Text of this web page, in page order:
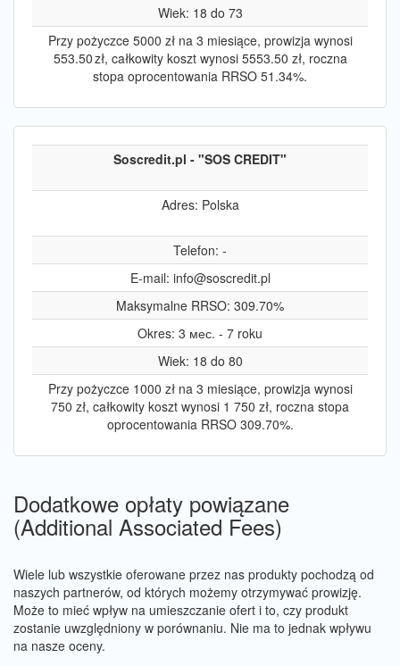
Wiek: 18 do 73
Przy pożyczce 5000 zł na 3 miesiące, prowizja wynosi
553.50 zł, całkowity koszt wynosi 5553.50 zł, roczna
stopa oprocentowania RRSO 51.34%.
Soscredit.pl - "SOS CREDIT"
Adres: Polska
Telefon: -
E-mail: info@soscredit.pl
Maksymalne RRSO: 309.70%
Okres: 3 мес. - 7 roku
Wiek: 18 do 80
Przy pożyczce 1000 zł na 3 miesiące, prowizja wynosi
750 zł, całkowity koszt wynosi 1 750 zł, roczna stopa
oprocentowania RRSO 309.70%.
Dodatkowe opłaty powiązane
(Additional Associated Fees)
Wiele lub wszystkie oferowane przez nas produkty pochodzą od
naszych partnerów, od których możemy otrzymywać prowizję.
Może to mieć wpływ na umieszczanie ofert i to, czy produkt
zostanie uwzględniony w porównaniu. Nie ma to jednak wpływu
na nasze oceny.